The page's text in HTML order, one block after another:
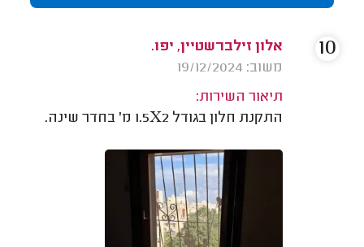
אלון זילברשטיין, יפו.
משוב: 19/12/2024
תיאור השירות:
התקנת חלון בגודל 1.5X2 מ' בחדר שינה.
10